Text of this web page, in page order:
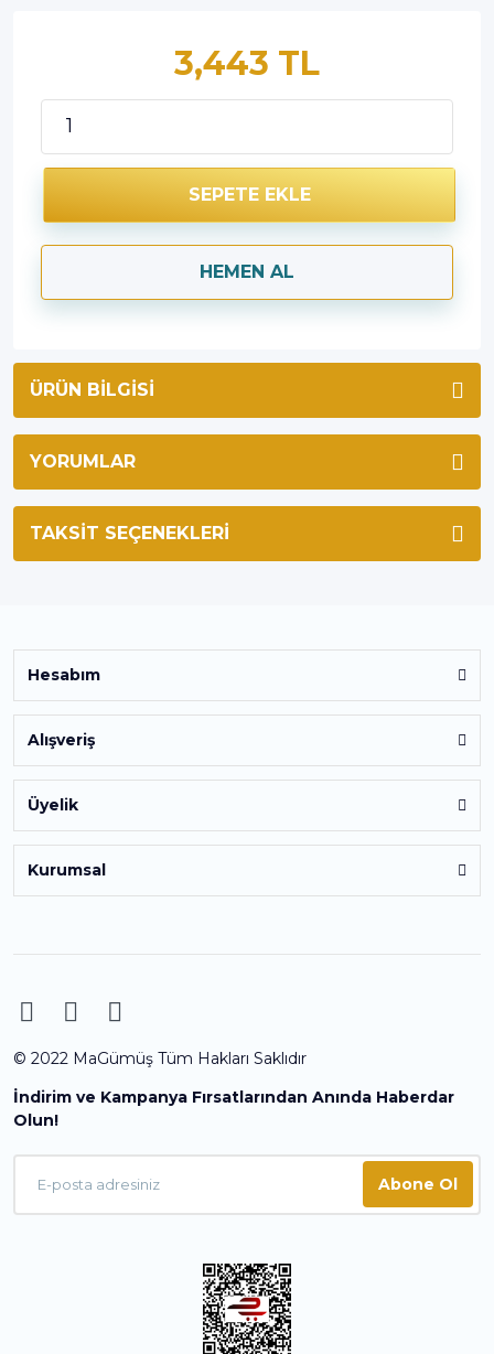
3,443 TL
SEPETE EKLE
HEMEN AL
ÜRÜN BILGISI
YORUMLAR
TAKSIT SEÇENEKLERI
Hesabım
Alışveriş
Üyelik
Kurumsal
© 2022 MaGümüş Tüm Hakları Saklıdır
İndirim ve Kampanya Fırsatlarından Anında Haberdar
Olun!
Abone Ol